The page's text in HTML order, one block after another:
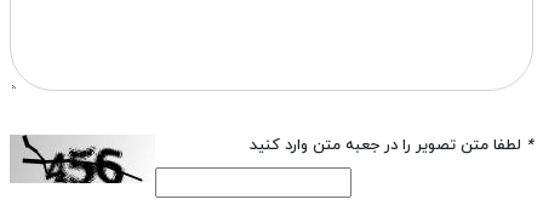
* لطفا متن تصویر را در جعبه متن وارد کنید